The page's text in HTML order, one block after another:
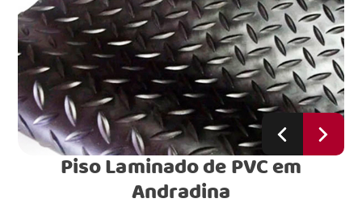
Piso Laminado de PVCem
Andradina